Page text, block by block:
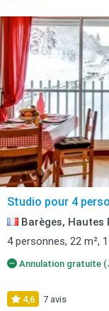
Studio pour 4
Barèges, Hautes
4 personnes, 22 m²,
Annulation gratuite
4,6 7 avis